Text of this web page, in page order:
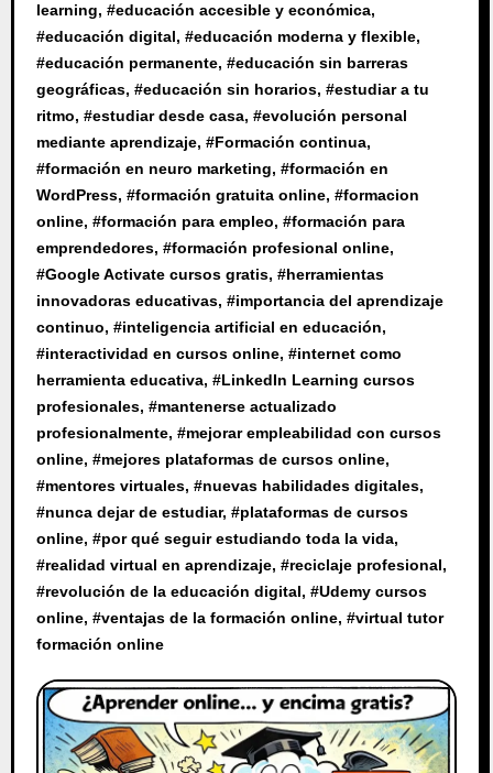
learning, #educación accesible y económica,
#educación digital, #educación moderna y flexible,
#educación permanente, #educación sin barreras
geográficas, #educación sin horarios, #estudiar a tu
ritmo, #estudiar desde casa, #evolución personal
mediante aprendizaje, #Formación continua,
#formación en neuro marketing, #formación en
WordPress, #formación gratuita online, #formacion
online, #formación para empleo, #formación para
emprendedores, #formación profesional online,
#Google Activate cursos gratis, #herramientas
innovadoras educativas, #importancia del aprendizaje
continuo, #inteligencia artificial en educación,
#interactividad en cursos online, #internet como
herramienta educativa, #LinkedIn Learning cursos
profesionales, #mantenerse actualizado
profesionalmente, #mejorar empleabilidad con cursos
online, #mejores plataformas de cursos online,
#mentores virtuales, #nuevas habilidades digitales,
#nunca dejar de estudiar, #plataformas de cursos
online, #por qué seguir estudiando toda la vida,
#realidad virtual en aprendizaje, #reciclaje profesional,
#revolución de la educación digital, #Udemy cursos
online, #ventajas de la formación online, #virtual tutor
formación online